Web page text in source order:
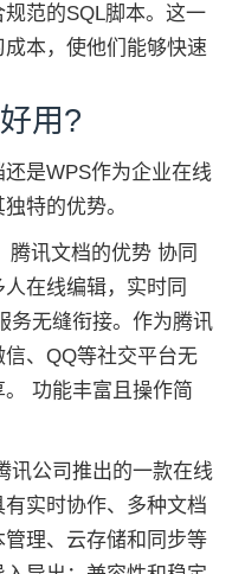
范的SQL脚本。这一
本，使他们能够快速
用?
是WPS作为企业在线
特的优势。
腾讯文档的优势 协同
在线编辑，实时同
务无缝衔接。作为腾讯
、QQ等社交平台无
功能丰富且操作简
讯公司推出的一款在线
实时协作、多种文档
理、云存储和同步等